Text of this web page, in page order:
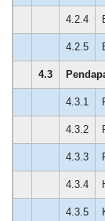
4.2.4
4.2.5
4.3
4.3.1
4.3.2
4.3.3
4.3.4
4.3.5
Anggaran
7.000.000,00
Realisasi